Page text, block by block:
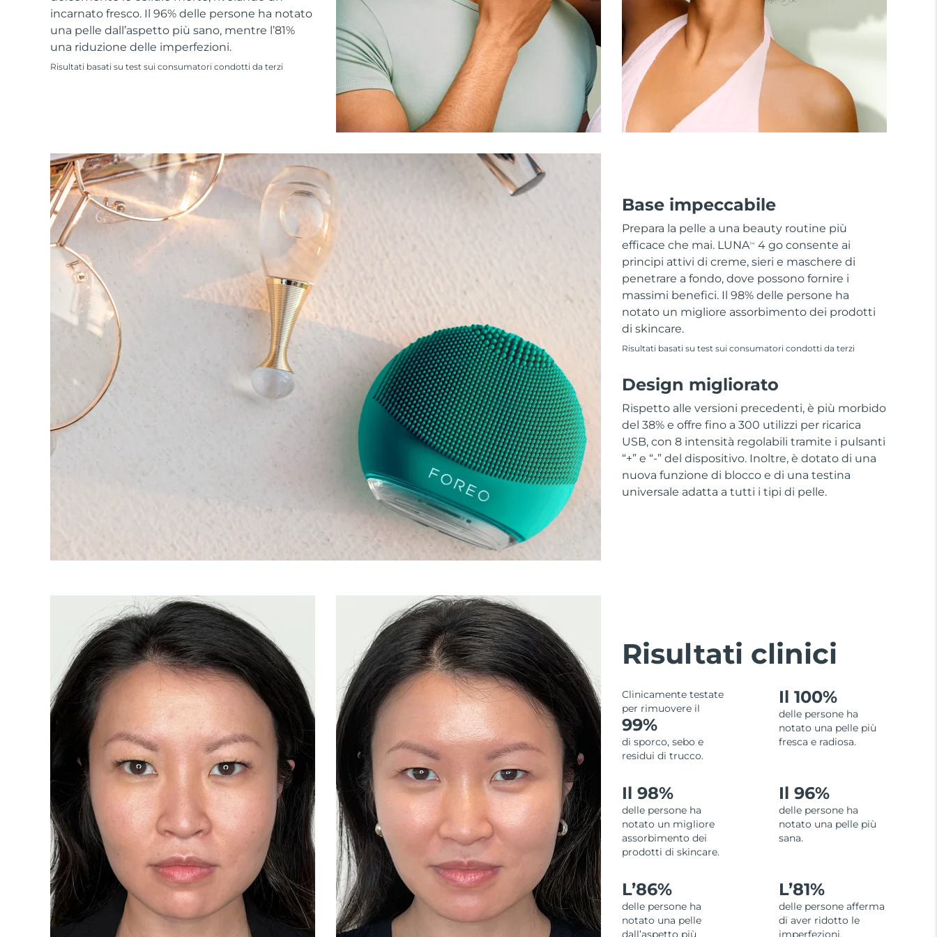
incarnato fresco. Il 96% delle persone ha notato
una pelle dall’aspetto più sano, mentre l’81%
una riduzione delle imperfezioni.
Risultati basati su test sui consumatori condotti da terzi
Base impeccabile
Prepara la pelle a una beauty routine più
efficace che mai. LUNATM
4 go consente ai
principi attivi di creme, sieri e maschere di
penetrare a fondo, dove possono fornire i
massimi benefici. Il 98% delle persone ha
notato un migliore assorbimento dei prodotti
di skincare.
Risultati basati su test sui consumatori condotti da terzi
Design migliorato
Rispetto alle versioni precedenti, è più morbido
del 38% e offre fino a 300 utilizzi per ricarica
USB, con 8 intensità regolabili tramite i pulsanti
“+” e “-” del dispositivo. Inoltre, è dotato di una
nuova funzione di blocco e di una testina
universale adatta a tutti i tipi di pelle.
Risultati clinici
Clinicamente testate
per rimuovere il
99%
di sporco, sebo e
residui di trucco.
Il 100%
delle persone ha
notato una pelle più
fresca e radiosa.
Il 98%
delle persone ha
notato un migliore
assorbimento dei
prodotti di skincare.
Il 96%
delle persone ha
notato una pelle più
sana.
L’86%
delle persone ha
notato una pelle
dall’aspetto più
L’81%
delle persone afferma
di aver ridotto le
imperfezioni.
All acne treatment devices
All revitalizing eye massagers
Skincare KIWI™
Advanced pore care essentials
Serum
For healthy hair
issa™ Teeth Whitening Gel
18% PAP
Cosmetici
Uomini
APP FOREO
CHI SIAMO